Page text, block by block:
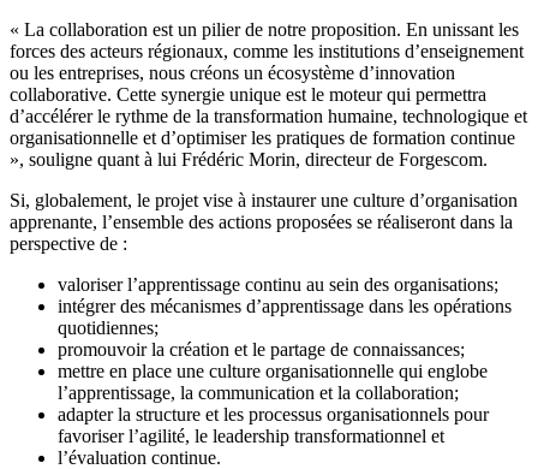
« La collaboration est un pilier de notre proposition. En unissant les
forces des acteurs régionaux, comme les institutions d’enseignement
ou les entreprises, nous créons un écosystème d’innovation
collaborative. Cette synergie unique est le moteur qui permettra
d’accélérer le rythme de la transformation humaine, technologique et
organisationnelle et d’optimiser les pratiques de formation continue
», souligne quant à lui Frédéric Morin, directeur de Forgescom.
Si, globalement, le projet vise à instaurer une culture d’organisation
apprenante, l’ensemble des actions proposées se réaliseront dans la
perspective de :
valoriser l’apprentissage continu au sein des organisations;
intégrer des mécanismes d’apprentissage dans les opérations
quotidiennes;
promouvoir la création et le partage de connaissances;
mettre en place une culture organisationnelle qui englobe
l’apprentissage, la communication et la collaboration;
adapter la structure et les processus organisationnels pour
favoriser l’agilité, le leadership transformationnel et
l’évaluation continue.